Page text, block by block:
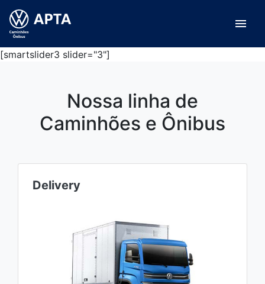
menu
[smartslider3 slider="3"]
Nossa linha de
Caminhões e Ônibus
Delivery